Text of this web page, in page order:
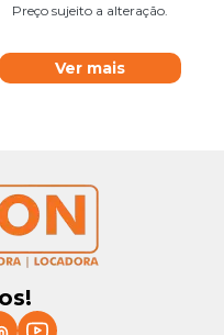
Preço sujeito a alteração.
Ver mais